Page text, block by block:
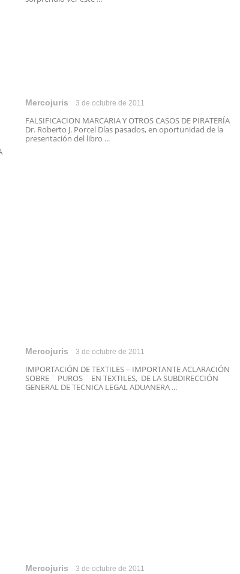
Mercojuris 3 de octubre de 2011
FALSIFICACION MARCARIA Y OTROS CASOS DE PIRATERÍA
Dr. Roberto J. Porcel Días pasados, en oportunidad de la
presentación del libro ...
Mercojuris 3 de octubre de 2011
IMPORTACIÓN DE TEXTILES – IMPORTANTE ACLARACIÓN
SOBRE ¨ PUROS ¨ EN TEXTILES, DE LA SUBDIRECCIÓN
GENERAL DE TECNICA LEGAL ADUANERA ...
Mercojuris 3 de octubre de 2011